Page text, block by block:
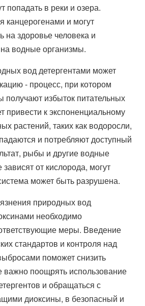
попадать в реки и озера.
канцерогенами и могут
на здоровье человека и
водные организмы.
вод детергентами может
- процесс, при котором
получают избыток питательных
привести к экспоненциальному
растений, таких как водоросли,
и потребляют доступный
рыбы и другие водные
от кислорода, могут
может быть разрушена.
природных вод
необходимо
меры. Введение
стандартов и контроля над
поможет снизить
важно поощрять использование
и обращаться с
диоксины, в безопасный и